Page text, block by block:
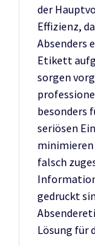
der
Effizienz,
Absenders
Etikett
sorgen
besonders
seriösen
minimieren
falsch
gedruckt
Lösung für